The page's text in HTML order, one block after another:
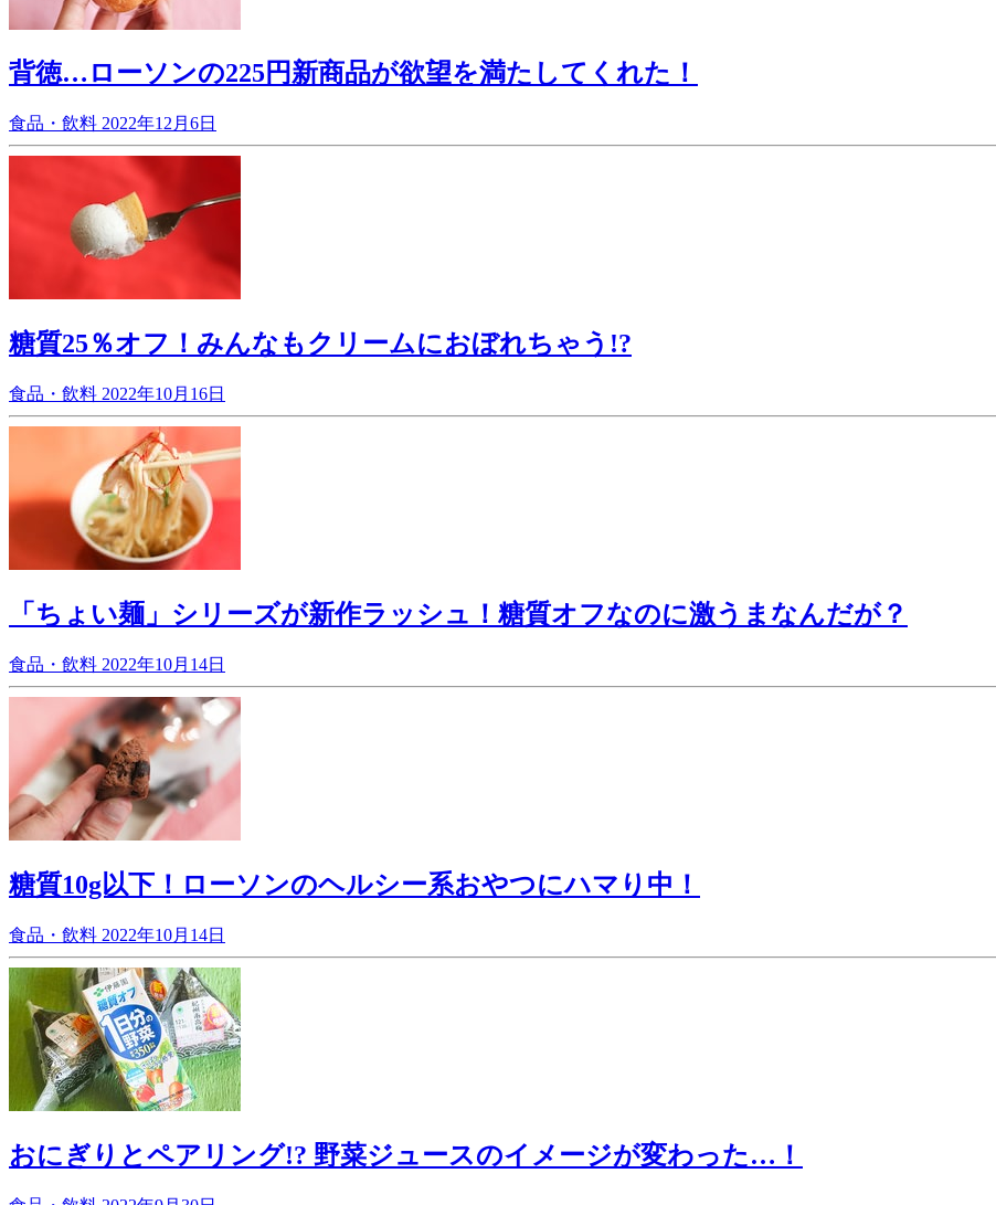
背徳…ローソンの225円新商品が欲望を満たしてくれた！
食品・飲料 2022年12月6日
糖質25％オフ！みんなもクリームにおぼれちゃう!?
食品・飲料 2022年10月16日
「ちょい麺」シリーズが新作ラッシュ！糖質オフなのに激うまなんだが？
食品・飲料 2022年10月14日
糖質10g以下！ローソンのヘルシー系おやつにハマり中！
食品・飲料 2022年10月14日
おにぎりとペアリング!? 野菜ジュースのイメージが変わった…！